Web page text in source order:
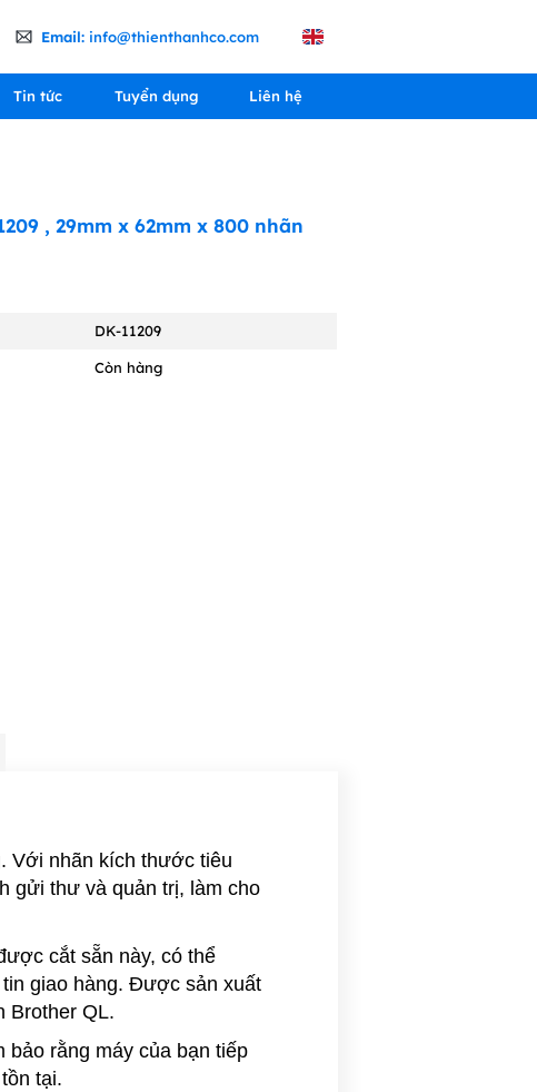
Email: info@thienthanhco.com
Tin tức Tuyển dụng Liên hệ
, 29mm x 62mm x 800 nhãn
DK-11209
Còn hàng
Với nhãn kích thước tiêu
gửi thư và quản trị, làm cho
cắt sẵn này, có thể
giao hàng. Được sản xuất
Brother QL.
bảo rằng máy của bạn tiếp
tại.